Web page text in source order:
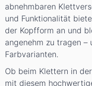
abnehmbaren
und Funktionalität
der Kopfform an und
angenehm zu tragen –
Farbvarianten.
Ob beim Klettern in
mit diesem